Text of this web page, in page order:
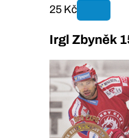
25 Kč
Irgl Zbyněk